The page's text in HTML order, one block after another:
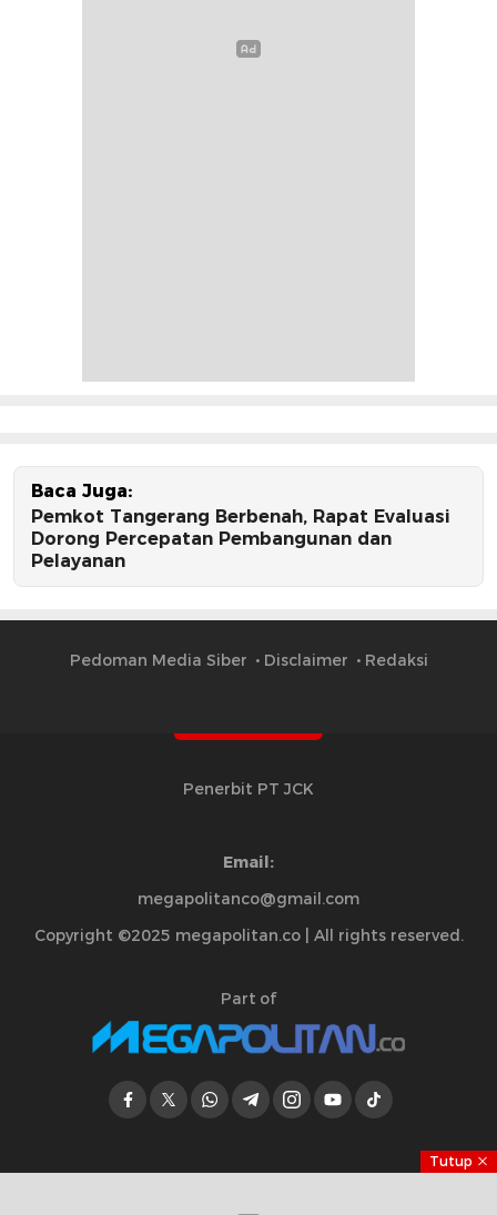
Baca Juga:
Pemkot Tangerang Berbenah, Rapat Evaluasi
Dorong Percepatan Pembangunan dan
Pelayanan
Pedoman Media Siber Disclaimer Redaksi
Penerbit PT JCK
Email:
megapolitanco@gmail.com
Copyright ©2025 megapolitan.co | All rights reserved.
Part of
Tutup